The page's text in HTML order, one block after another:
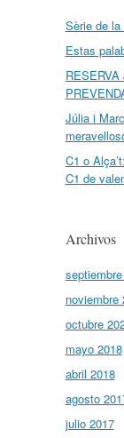
Sèrie de
Estas
Júlia i
C1 o
C1 de
Archivos
noviembre
octubre
mayo 2018
abril 2018
agosto
julio 2017